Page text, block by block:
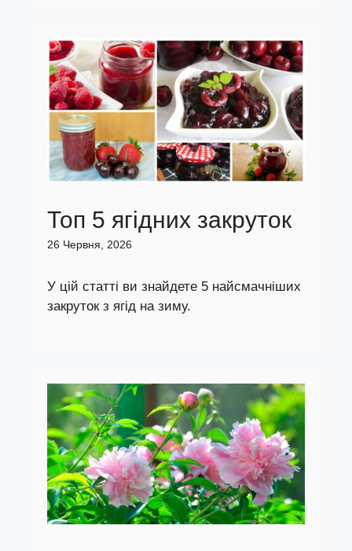
Топ 5 ягідних закруток
26 Червня, 2026
У цій статті ви знайдете 5 найсмачніших
закруток з ягід на зиму.